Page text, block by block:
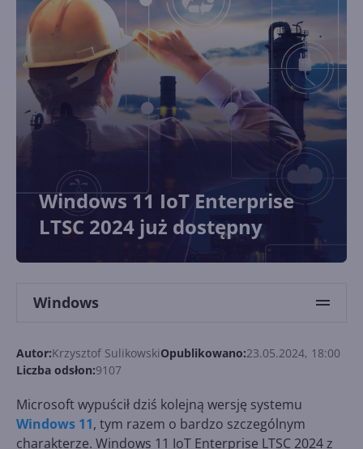
Windows 11 IoT Enterprise
LTSC 2024 już dostępny
Windows
Autor:Krzysztof SulikowskiOpublikowano:23.05.2024, 18:00
Liczba odsłon:9107
Microsoft wypuścił dziś kolejną wersję systemu
Windows 11, tym razem o bardzo szczególnym
charakterze. Windows 11 IoT Enterprise LTSC 2024 z